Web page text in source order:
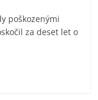
poškozenými
za deset let o